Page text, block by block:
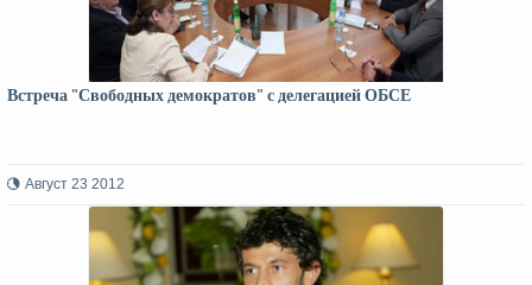
Встреча "Свободных демократов" с делегацией ОБСЕ
Август 23 2012